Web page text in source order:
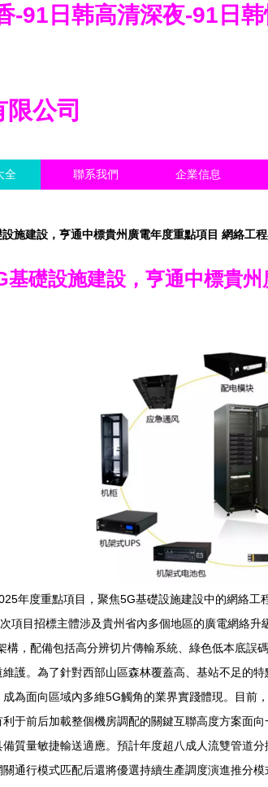
-91日韩高清深夜-91日
公司
全 聯系我們 企業信息
施建設，亨通中標貴州廣電年度重點項目 網絡工
基礎設施建設，亨通中標貴
年度重點項目，聚焦5G基礎設施建設中的網絡
項目招標主體涉及貴州省內多個地區的廣電網絡
，配備包括高分辨切片傳輸系統、綠色低本底
護。為了針對西部山區森林覆蓋高、基站不足的
為面向區域內多維5G觸角的業界實踐體現。目
于前后加載整個機房調配的關鍵互聯高度方案面
質量敏捷輸送適應。預計年度超八成人流雙管道
通行模式匹配后還將優選持續生產調度演進推分